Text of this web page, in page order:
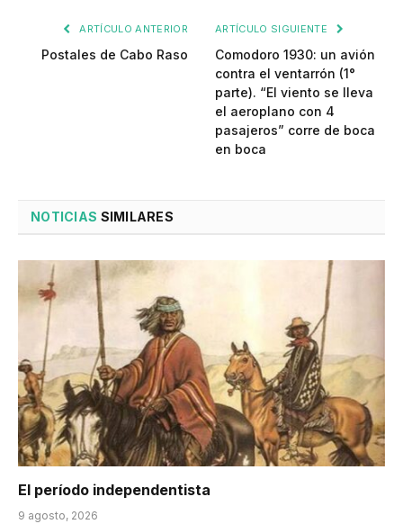
ARTÍCULO ANTERIOR
Postales de Cabo Raso
ARTÍCULO SIGUIENTE
Comodoro 1930: un avión
contra el ventarrón (1°
parte). “El viento se lleva
el aeroplano con 4
pasajeros” corre de boca
en boca
NOTICIAS SIMILARES
El período independentista
9 agosto, 2026